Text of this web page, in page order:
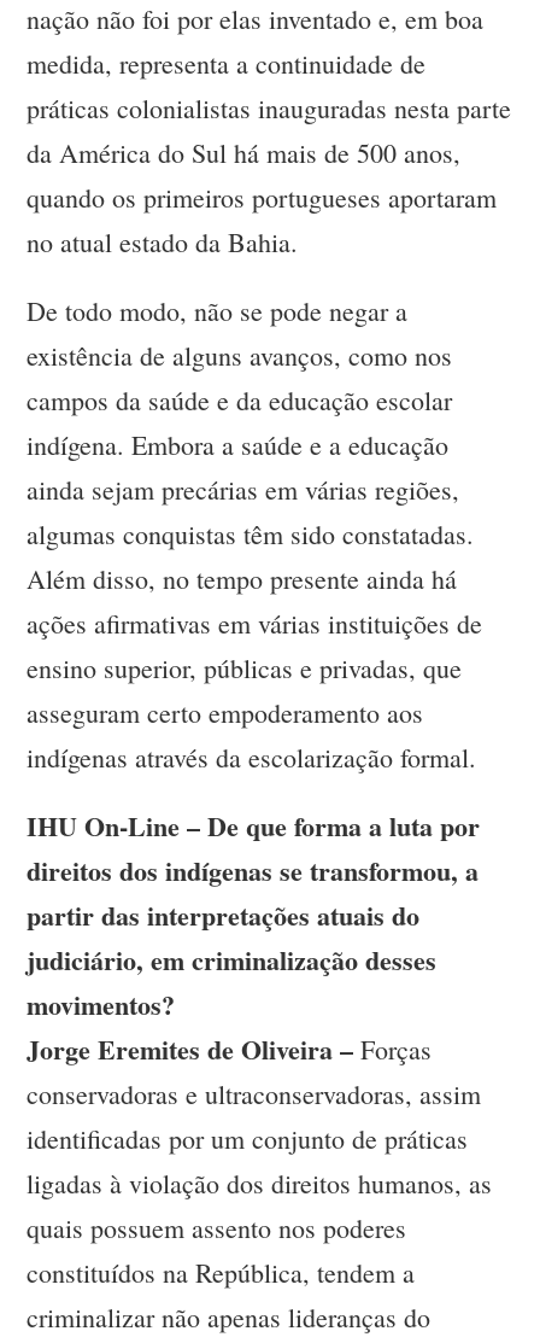
nação não foi por elas inventado e, em boa
medida, representa a continuidade de
práticas colonialistas inauguradas nesta parte
da América do Sul há mais de 500 anos,
quando os primeiros portugueses aportaram
no atual estado da Bahia.
De todo modo, não se pode negar a
existência de alguns avanços, como nos
campos da saúde e da educação escolar
indígena. Embora a saúde e a educação
ainda sejam precárias em várias regiões,
algumas conquistas têm sido constatadas.
Além disso, no tempo presente ainda há
ações afirmativas em várias instituições de
ensino superior, públicas e privadas, que
asseguram certo empoderamento aos
indígenas através da escolarização formal.
IHU On-Line – De que forma a luta por
direitos dos indígenas se transformou, a
partir das interpretações atuais do
judiciário, em criminalização desses
movimentos?
Jorge Eremites de Oliveira – Forças
conservadoras e ultraconservadoras, assim
identificadas por um conjunto de práticas
ligadas à violação dos direitos humanos, as
quais possuem assento nos poderes
constituídos na República, tendem a
criminalizar não apenas lideranças do